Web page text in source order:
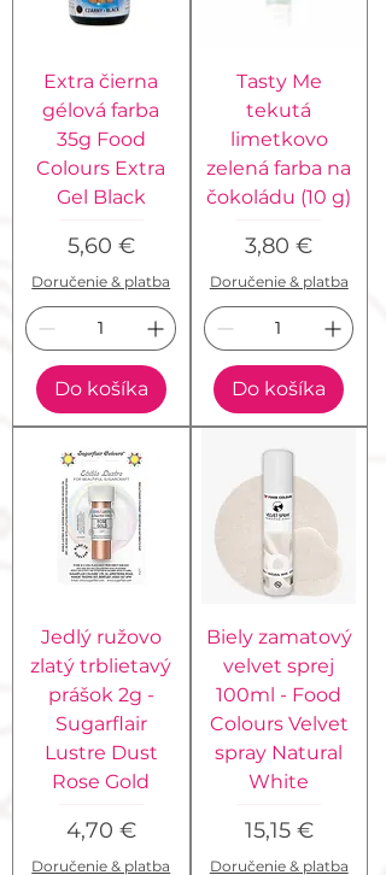
Extra čierna
gélová farba
35g Food
Colours Extra
Gel Black
Cena
5,60 €
Doručenie & platba
Do košíka
Tasty Me
tekutá
limetkovo
zelená farba na
čokoládu (10 g)
Cena
3,80 €
Doručenie & platba
Do košíka
Jedlý ružovo
zlatý trblietavý
prášok 2g -
Sugarflair
Lustre Dust
Rose Gold
Cena
4,70 €
Doručenie & platba
Biely zamatový
velvet sprej
100ml - Food
Colours Velvet
spray Natural
White
Cena
15,15 €
Doručenie & platba